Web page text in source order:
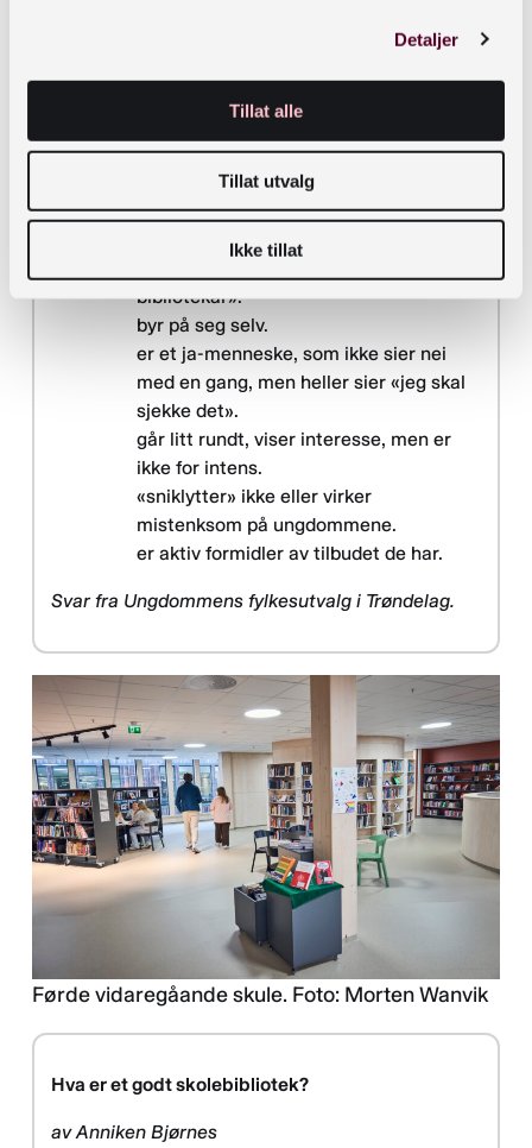
Detaljer
Tillat alle
Tillat utvalg
Ikke tillat
En god skolebibliotekar:
betyr mye!
møter unge med respekt og tillit.
gjør biblioteket til en arena som
oppleves trygg for ungdom.
bibliotekar».
byr på seg selv.
er et ja-menneske, som ikke sier nei
med en gang, men heller sier «jeg skal
sjekke det».
går litt rundt, viser interesse, men er
ikke for intens.
«sniklytter» ikke eller virker
mistenksom på ungdommene.
er aktiv formidler av tilbudet de har.
Svar fra Ungdommens fylkesutvalg i Trøndelag.
Førde vidaregåande skule. Foto: Morten Wanvik
Hva er et godt skolebibliotek?
av Anniken Bjørnes